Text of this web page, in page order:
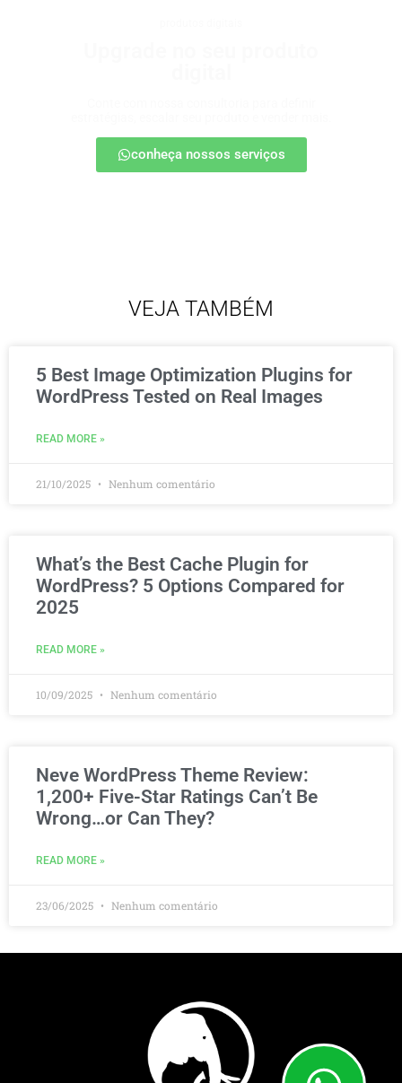
conheça nossos serviços
VEJA TAMBÉM
5 Best Image Optimization Plugins for
WordPress Tested on Real Images
READ MORE »
21/10/2025 Nenhum comentário
What’s the Best Cache Plugin for
WordPress? 5 Options Compared for
2025
READ MORE »
10/09/2025 Nenhum comentário
Neve WordPress Theme Review:
1,200+ Five-Star Ratings Can’t Be
Wrong…or Can They?
READ MORE »
23/06/2025 Nenhum comentário